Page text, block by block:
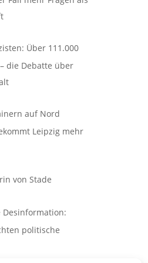
Über 111.000
die Debatte über
auf Nord
Leipzig mehr
von Stade
Desinformation:
politische